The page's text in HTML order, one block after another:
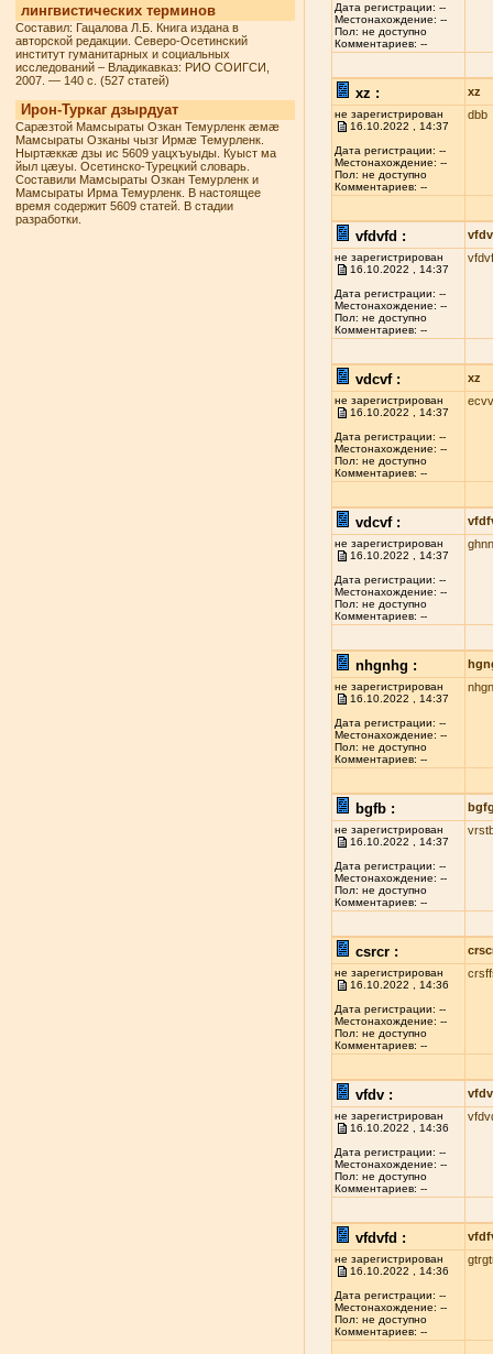
лингвистических терминов
Составил: Гацалова Л.Б. Книга издана в
авторской редакции. Северо-Осетинский
институт гуманитарных и социальных
исследований – Владикавказ: РИО СОИГСИ,
2007. — 140 с. (527 статей)
Ирон-Туркаг дзырдуат
Сарæзтой Мамсыраты Озкан Темурленк æмæ
Мамсыраты Озканы чызг Ирмæ Темурленк.
Ныртæккæ дзы ис 5609 уацхъуыды. Куыст ма
йыл цæуы. Осетинско-Турецкий словарь.
Составили Мамсыраты Озкан Темурленк и
Мамсыраты Ирма Темурленк. В настоящее
время содержит 5609 статей. В стадии
разработки.
Дата регистрации: --
Местонахождение: --
Пол: не доступно
Комментариев: --
xz : xz
не зарегистрирован
16.10.2022 , 14:37
Дата регистрации: --
Местонахождение: --
Пол: не доступно
Комментариев: --
dbb
vfdvfd : vfdv
не зарегистрирован
16.10.2022 , 14:37
Дата регистрации: --
Местонахождение: --
Пол: не доступно
Комментариев: --
vfdvf
vdcvf : xz
не зарегистрирован
16.10.2022 , 14:37
Дата регистрации: --
Местонахождение: --
Пол: не доступно
Комментариев: --
vdcvf :
не зарегистрирован
16.10.2022 , 14:37
Дата регистрации: --
Местонахождение: --
Пол: не доступно
Комментариев: --
nhgnhg :
не зарегистрирован
16.10.2022 , 14:37
Дата регистрации: --
Местонахождение: --
Пол: не доступно
Комментариев: --
bgfb :
не зарегистрирован
16.10.2022 , 14:37
Дата регистрации: --
Местонахождение: --
Пол: не доступно
Комментариев: --
csrcr :
не зарегистрирован
16.10.2022 , 14:36
Дата регистрации: --
Местонахождение: --
Пол: не доступно
Комментариев: --
vfdv :
не зарегистрирован
16.10.2022 , 14:36
Дата регистрации: --
Местонахождение: --
Пол: не доступно
Комментариев: --
vfdvfd :
не зарегистрирован
16.10.2022 , 14:36
Дата регистрации: --
Местонахождение: --
Пол: не доступно
Комментариев: --